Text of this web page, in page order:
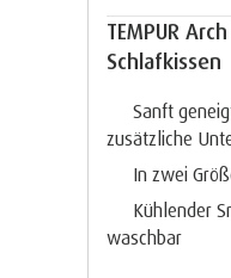
TEMPUR
Schlafkissen
Sanft
zusätzliche
In zwei
Kühlender
waschbar